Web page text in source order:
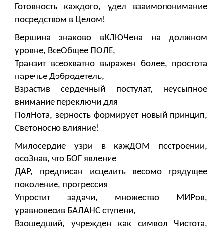
Готовность каждого, удел взаимопонимание
посредством в Целом!
Вершина знаково вКЛЮЧена на должном
уровне, ВсеОбщее ПОЛЕ,
Транзит всеохватно выражен более, простота
наречье Добродетель,
Взрастив сердечный постулат, неусыпное
внимание переключи для
ПолНота, верность формирует новый принцип,
Светоносно влияние!
Милосердие узри в кажДОМ построении,
осоЗнав, что БОГ явление
ДАР, предписан исцелить весомо грядущее
поколение, прогрессия
Упростит задачи, множество МИРов,
уравновесив БАЛАНС ступени,
Взошедший, учрежден как символ Чистота,